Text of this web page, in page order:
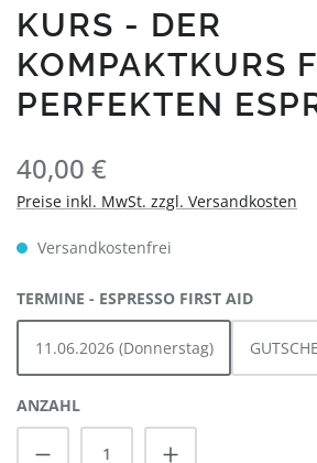
KURS - DER
KOMPAKTKURS
PERFEKTEN
Regulärer Preis:
40,00 €
Preise inkl. MwSt. zzgl. Versandkosten
Versandkostenfrei
TERMINE - ESPRESSO FIRST AID
11.06.2026 (Donnerstag)
ANZAHL
Produkt Anzahl: Gib